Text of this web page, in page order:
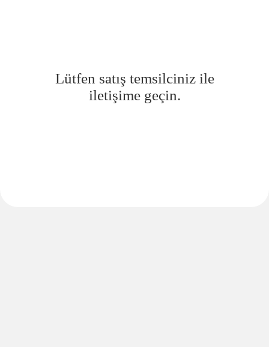
Lütfen satış temsilciniz ile
iletişime geçin.